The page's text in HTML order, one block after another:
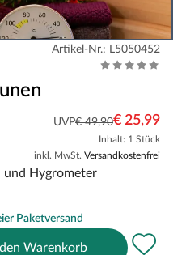
Artikel-Nr.: L5050452
UVP€ 49,90€ 25,99
Inhalt: 1 Stück
inkl. MwSt. Versandkostenfrei
und Hygrometer
Paketversand
Warenkorb